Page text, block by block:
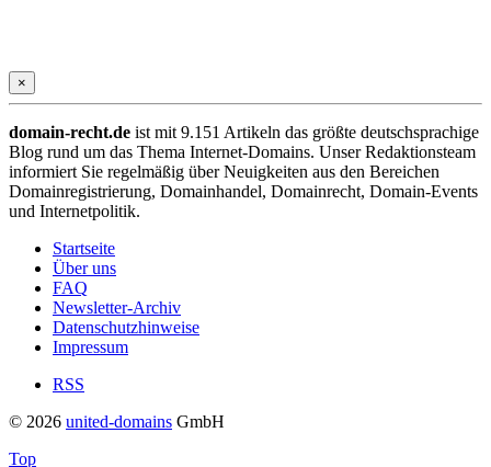
×
domain-recht.de ist mit 9.151 Artikeln das größte deutschsprachige
Blog rund um das Thema Internet-Domains. Unser Redaktionsteam
informiert Sie regelmäßig über Neuigkeiten aus den Bereichen
Domainregistrierung, Domainhandel, Domainrecht, Domain-Events
und Internetpolitik.
Startseite
Über uns
FAQ
Newsletter-Archiv
Datenschutzhinweise
Impressum
RSS
© 2026 united-domains GmbH
Top